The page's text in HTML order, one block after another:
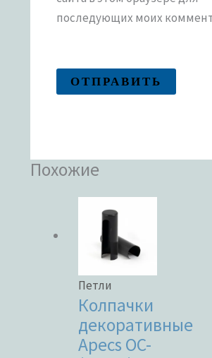
последующих моих
Похожие
Петли
Колпачки
декоративные
Apecs OC-